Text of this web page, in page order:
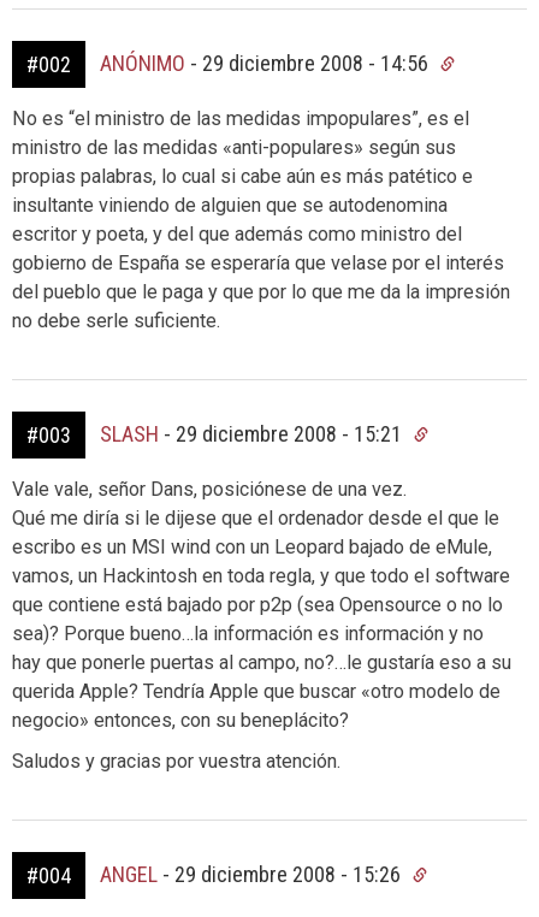
#002 ANÓNIMO - 29 diciembre 2008 - 14:56
No es “el ministro de las medidas impopulares”, es el
ministro de las medidas «anti-populares» según sus
propias palabras, lo cual si cabe aún es más patético e
insultante viniendo de alguien que se autodenomina
escritor y poeta, y del que además como ministro del
gobierno de España se esperaría que velase por el interés
del pueblo que le paga y que por lo que me da la impresión
no debe serle suficiente.
#003 SLASH - 29 diciembre 2008 - 15:21
Vale vale, señor Dans, posiciónese de una vez.
Qué me diría si le dijese que el ordenador desde el que le
escribo es un MSI wind con un Leopard bajado de eMule,
vamos, un Hackintosh en toda regla, y que todo el software
que contiene está bajado por p2p (sea Opensource o no lo
sea)? Porque bueno…la información es información y no
hay que ponerle puertas al campo, no?…le gustaría eso a su
querida Apple? Tendría Apple que buscar «otro modelo de
negocio» entonces, con su beneplácito?
Saludos y gracias por vuestra atención.
#004 ANGEL - 29 diciembre 2008 - 15:26